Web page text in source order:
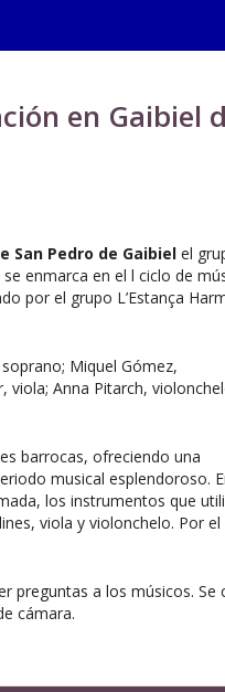
en Gaibiel
San Pedro de Gaibiel el
enmarca en el l ciclo de
por el grupo L’Estança
Miquel Gómez,
viola; Anna Pitarch,
barrocas, ofreciendo una
musical esplendoroso.
los instrumentos que
viola y violonchelo. Por el
preguntas a los músicos. Se
cámara.